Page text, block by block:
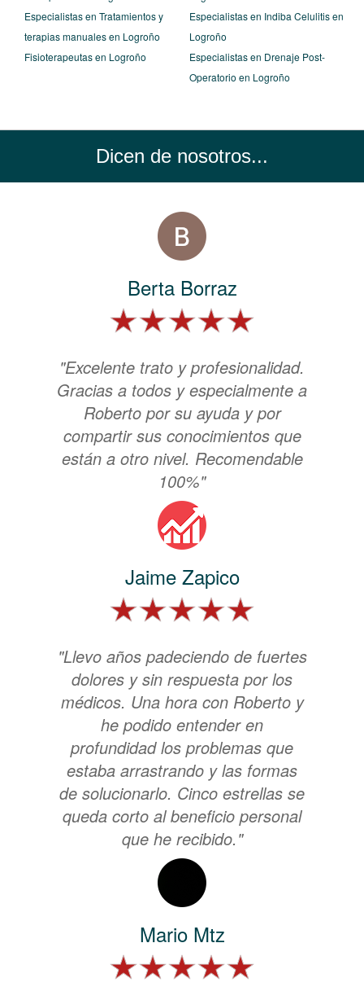
Especialistas en Tratamientos y
terapias manuales en Logroño
Fisioterapeutas en Logroño
Especialistas en Indiba Celulitis en
Logroño
Especialistas en Drenaje Post-
Operatorio en Logroño
Dicen de nosotros...
Berta Borraz
"Excelente trato y profesionalidad.
Gracias a todos y especialmente a
Roberto por su ayuda y por
compartir sus conocimientos que
están a otro nivel. Recomendable
100%"
Jaime Zapico
"Llevo años padeciendo de fuertes
dolores y sin respuesta por los
médicos. Una hora con Roberto y
he podido entender en
profundidad los problemas que
estaba arrastrando y las formas
de solucionarlo. Cinco estrellas se
queda corto al beneficio personal
que he recibido."
Mario Mtz